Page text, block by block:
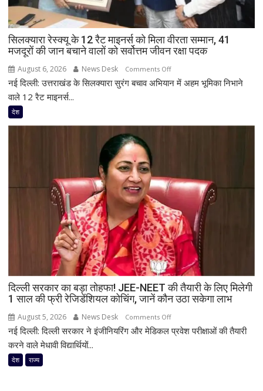
सकते
हैं
अमित
शाह,
परिसीमन
विवाद
सिलक्यारा रेस्क्यू के 12 रैट माइनर्स को मिला वीरता सम्मान, 41
मजदूरों की जान बचाने वालों को सर्वोत्तम जीवन रक्षा पदक
August 6, 2026 News Desk Comments Offon
सिलक्यारा
वीरता
सम्मान,
41
मजदूरों
की
जान
बचाने
वालों
को
सर्वोत्तम
जीवन
रक्षा
पदक
नई दिल्ली: उत्तराखंड के सिलक्यारा सुरंग बचाव अभियान में अहम भूमिका निभाने
वाले 12 रैट माइनर्स...
देश
दिल्ली सरकार का बड़ा तोहफा! JEE-NEET की तैयारी के लिए मिलेगी
1 साल की फ्री रेजिडेंशियल कोचिंग, जानें कौन उठा सकेगा लाभ
August 5, 2026 News Desk Comments Offon
दिल्ली
नई दिल्ली: दिल्ली सरकार ने इंजीनियरिंग और मेडिकल प्रवेश परीक्षाओं की तैयारी
करने वाले मेधावी विद्यार्थियों...
देश राज्य